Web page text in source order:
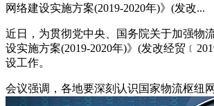
网络建设实施方案(2019-2020年)》(发改...
近日，为贯彻党中央、国务院关于加强物
设实施方案(2019-2020年)》(发改经贸
设工作。
会议强调，各地要深刻认识国家物流枢纽